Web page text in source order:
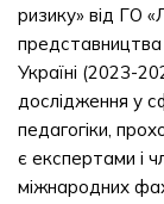
ризику» від ГО
Україні (2023-
дослідження у
педагогіки,
є експертами і
міжнародних